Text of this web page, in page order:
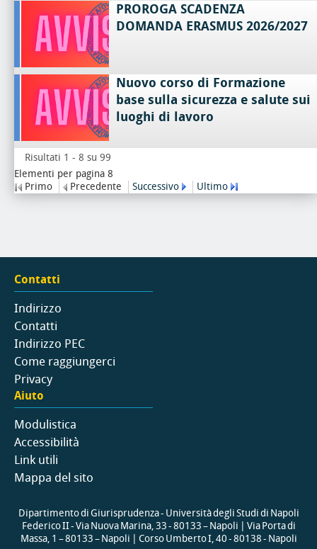
PROROGA SCADENZA
DOMANDA ERASMUS 2026/2027
Nuovo corso di Formazione
base sulla sicurezza e salute sui
luoghi di lavoro
Risultati 1 - 8 su 99
Elementi per pagina 8
Primo
Precedente Successivo Ultimo
Contatti
Indirizzo
Contatti
Indirizzo PEC
Come raggiungerci
Privacy
Aiuto
Modulistica
Accessibilità
Link utili
Mappa del sito
Dipartimento di Giurisprudenza - Università degli Studi di Napoli
Federico II - Via Nuova Marina, 33 - 80133 – Napoli | Via Porta di
Massa, 1 – 80133 – Napoli | Corso Umberto I, 40 - 80138 - Napoli